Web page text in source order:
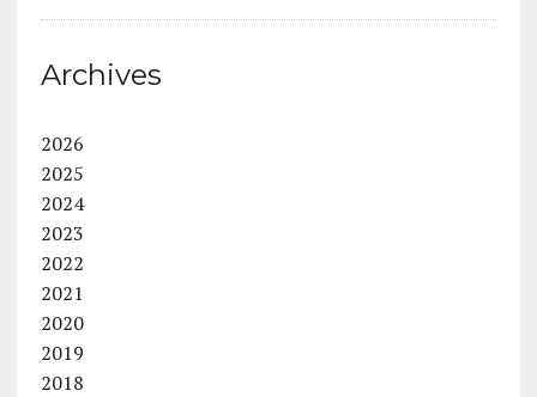
Archives
2026
2025
2024
2023
2022
2021
2020
2019
2018